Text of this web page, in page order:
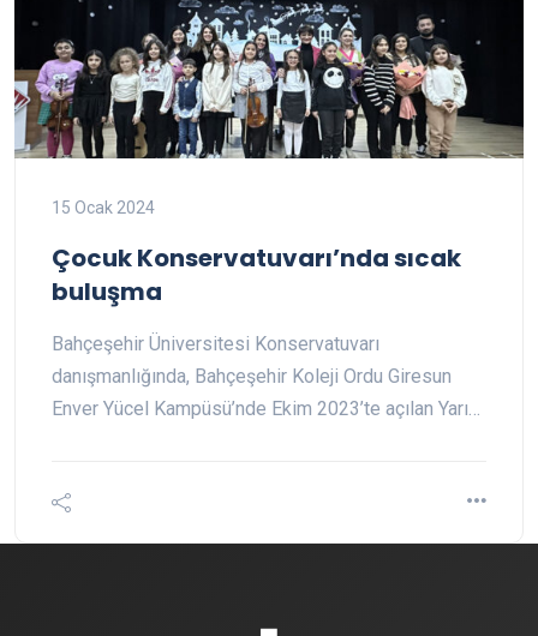
15 Ocak 2024
Çocuk Konservatuvarı’nda sıcak
buluşma
Bahçeşehir Üniversitesi Konservatuvarı
danışmanlığında, Bahçeşehir Koleji Ordu Giresun
Enver Yücel Kampüsü’nde Ekim 2023’te açılan Yarı…